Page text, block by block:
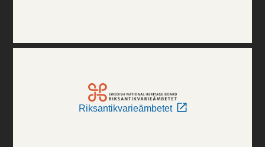
Riksantikvarieämbetet